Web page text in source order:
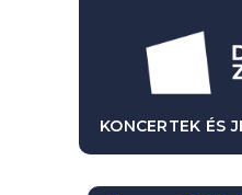
KONCERTEK ÉS